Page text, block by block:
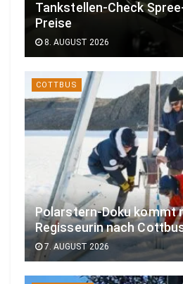
Tankstellen-Check
Preise
8. AUGUST 2026
COTTBUS
Polarstern-Doku kommt
Regisseurin nach
7. AUGUST 2026